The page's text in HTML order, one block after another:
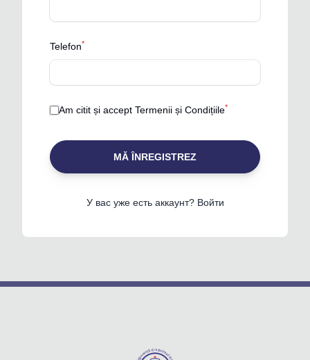
Telefon*
Am citit și accept Termenii și Condițiile*
MĂ ÎNREGISTREZ
У вас уже есть аккаунт? Войти